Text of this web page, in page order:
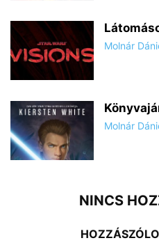
Molnár
Molnár
NINCS